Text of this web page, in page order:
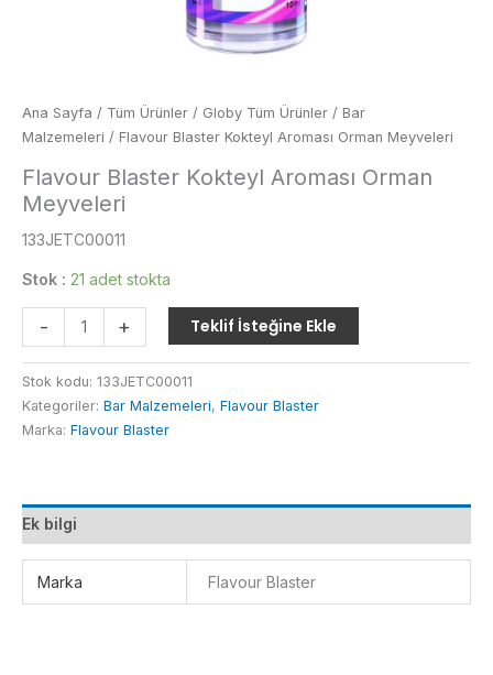
Ana Sayfa / Tüm Ürünler / Globy Tüm Ürünler / Bar
Malzemeleri / Flavour Blaster Kokteyl Aroması Orman Meyveleri
Flavour Blaster Kokteyl Aroması Orman
Meyveleri
133JETC00011
Stok : 21 adet stokta
-
Blaster
Kokteyl
Aroması
Orman
Meyveleri
+ Teklif İsteğine Ekle
Stok kodu: 133JETC00011
Kategoriler: Bar Malzemeleri, Flavour Blaster
Marka: Flavour Blaster
Ek bilgi
Marka Flavour Blaster